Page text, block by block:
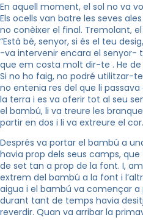
En aquell moment, el sol no va
Els ocells van batre les seves
no conèixer el final. Tremolant,
“Està bé, senyor, si és el teu
-va intervenir encara el senyor-
que em costa molt dir-te . He
Si no ho faig, no podré utilitzar-
no entenia res del que li passava
la terra i es va oferir tot al seu
el bambú, li va treure les
partir en dos i li va extreure el cor.
Després va portar el bambú a
havia prop dels seus camps,
de set tan a prop de la font. I,
extrem del bambú a la font i
aigua i el bambú va començar a
durant tant de temps havia
reverdir. Quan va arribar la